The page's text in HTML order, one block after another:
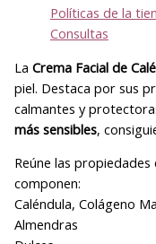
Políticas de la
Consultas
La Crema Facial de
piel. Destaca por sus
calmantes y
más sensibles,
Reúne las
componen:
Caléndula, Colágeno
Almendras